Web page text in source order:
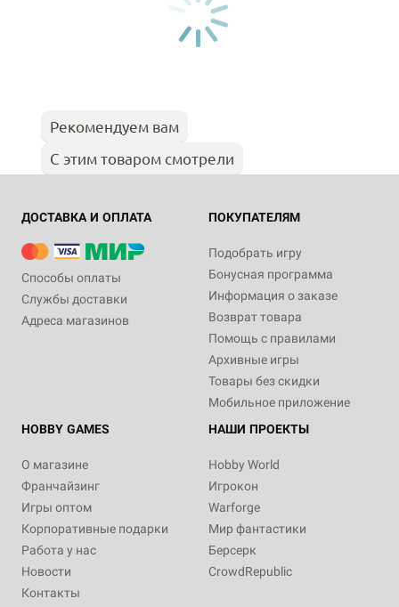
Рекомендуем вам
С этим товаром смотрели
ДОСТАВКА И ОПЛАТА
Способы оплаты
Службы доставки
Адреса магазинов
ПОКУПАТЕЛЯМ
Подобрать игру
Бонусная программа
Информация о заказе
Возврат товара
Помощь с правилами
Архивные игры
Товары без скидки
Мобильное приложение
HOBBY GAMES
О магазине
Франчайзинг
Игры оптом
Корпоративные подарки
Работа у нас
Новости
Контакты
НАШИ ПРОЕКТЫ
Hobby World
Игрокон
Warforge
Мир фантастики
Берсерк
CrowdRepublic